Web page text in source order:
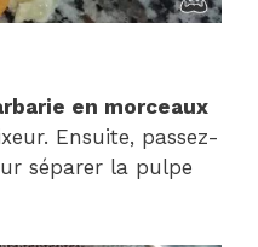
en morceaux
Ensuite, passez-
séparer la pulpe